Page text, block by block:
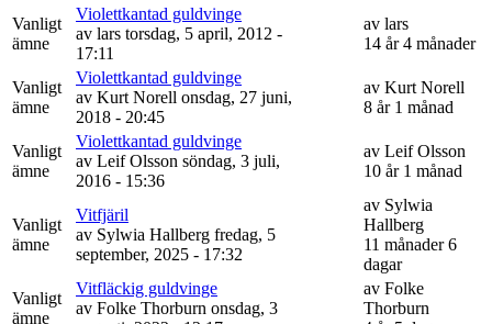
Vanligt
ämne
Violettkantad guldvinge
av lars torsdag, 5 april, 2012 -
17:11
av lars
14 år 4 månader
Vanligt
ämne
Violettkantad guldvinge
av Kurt Norell onsdag, 27 juni,
2018 - 20:45
av Kurt Norell
8 år 1 månad
Vanligt
ämne
Violettkantad guldvinge
av Leif Olsson söndag, 3 juli,
2016 - 15:36
av Leif Olsson
10 år 1 månad
Vanligt
ämne
Vitfjäril
av Sylwia Hallberg fredag, 5
september, 2025 - 17:32
av Sylwia
Hallberg
11 månader 6
dagar
Vanligt
ämne
Vitfläckig guldvinge
av Folke Thorburn onsdag, 3
av Folke
Thorburn